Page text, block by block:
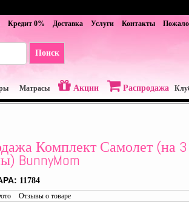
Кредит 0% Доставка Услуги Контакты
Матрасы Акции Распродажа
Комплект Самолет (на 3
BunnyMom
11784
Отзывы о товаре